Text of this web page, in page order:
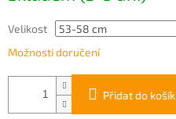
Velikost
Možnosti doručení
Přidat do